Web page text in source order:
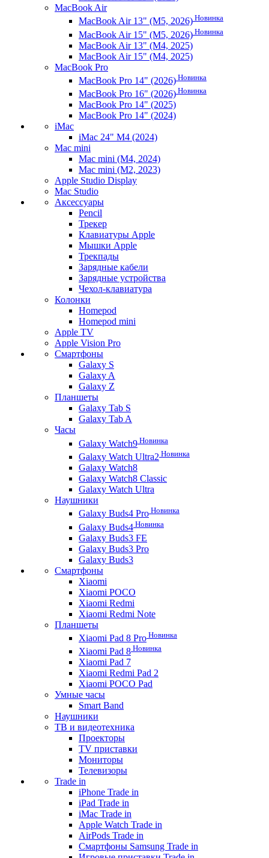
MacBook Air
MacBook Air 13" (M5, 2026) Новинка
MacBook Air 15" (M5, 2026) Новинка
MacBook Air 13" (M4, 2025)
MacBook Air 15" (M4, 2025)
MacBook Pro
MacBook Pro 14" (2026) Новинка
MacBook Pro 16" (2026) Новинка
MacBook Pro 14" (2025)
MacBook Pro 14" (2024)
iMac
iMac 24" M4 (2024)
Mac mini
Mac mini (M4, 2024)
Mac mini (M2, 2023)
Apple Studio Display
Mac Studio
Аксессуары
Pencil
Трекер
Клавиатуры Apple
Мышки Apple
Трекпады
Зарядные кабели
Зарядные устройства
Чехол-клавиатура
Колонки
Homepod
Homepod mini
Apple TV
Apple Vision Pro
Смартфоны
Galaxy S
Galaxy A
Galaxy Z
Планшеты
Galaxy Tab S
Galaxy Tab A
Часы
Galaxy Watch9 Новинка
Galaxy Watch Ultra2 Новинка
Galaxy Watch8
Galaxy Watch8 Classic
Galaxy Watch Ultra
Наушники
Galaxy Buds4 Pro Новинка
Galaxy Buds4 Новинка
Galaxy Buds3 FE
Galaxy Buds3 Pro
Galaxy Buds3
Смартфоны
Xiaomi
Xiaomi POCO
Xiaomi Redmi
Xiaomi Redmi Note
Планшеты
Xiaomi Pad 8 Pro Новинка
Xiaomi Pad 8 Новинка
Xiaomi Pad 7
Xiaomi Redmi Pad 2
Xiaomi POCO Pad
Умные часы
Smart Band
Наушники
ТВ и видеотехника
Проекторы
TV приставки
Мониторы
Телевизоры
Trade in
iPhone Trade in
iPad Trade in
iMac Trade in
Apple Watch Trade in
AirPods Trade in
Смартфоны Samsung Trade in